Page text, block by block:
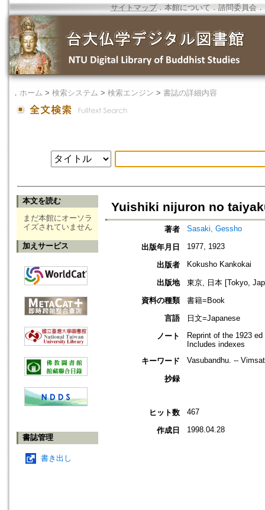
サイトマップ．本館について ． 諮問委員会 ．
． ホーム > 検索システム > 検索エンジン > 書誌の詳細内容
本文を読む
まだ本館にオーソラ
イズされていません
加えサービス
書誌管理
書き出し
Yuishiki nijuron no
著者 Sasaki, Gessho
出版年月日 1977, 1923
出版者 Kokusho Kankokai
出版地
東京, 日本 [Tokyo,
資料の種類
書籍=Book
言語
日文=Japanese
ノート
Reprint of the 1923 ed
Includes indexes
キーワード
Vasubandhu. --
抄録
ヒット数 467
作成日 1998.04.28